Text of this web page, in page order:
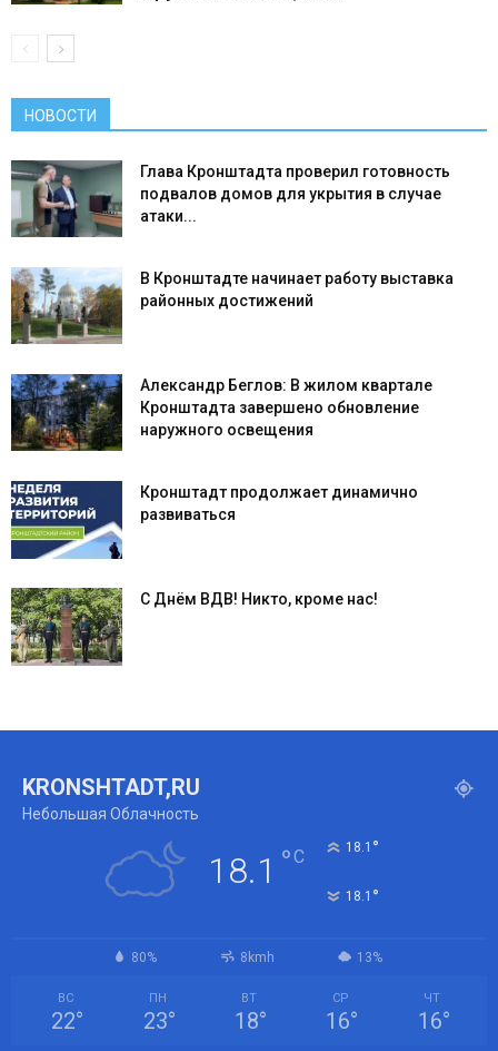
НОВОСТИ
Глава Кронштадта проверил готовность
подвалов домов для укрытия в случае
атаки...
В Кронштадте начинает работу выставка
районных достижений
Александр Беглов: В жилом квартале
Кронштадта завершено обновление
наружного освещения
Кронштадт продолжает динамично
развиваться
С Днём ВДВ! Никто, кроме нас!
KRONSHTADT,RU
Небольшая Облачность
18.1 °C 18.1 °
18.1 °
80% 8kmh 13%
ВС
22°
ПН
23°
ВТ
18°
СР
16°
ЧТ
16°